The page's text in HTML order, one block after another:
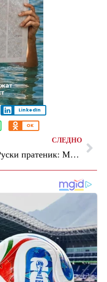
LinkedIn
OK
СЛЕДНО
Руски пратеник: Мора што поскоро да ја завршиме специјалната воена операција